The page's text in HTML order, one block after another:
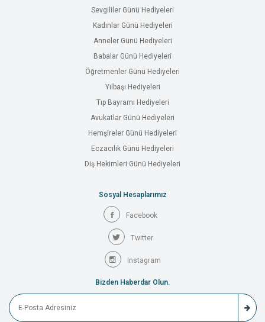
Sevgililer Günü Hediyeleri
Kadınlar Günü Hediyeleri
Anneler Günü Hediyeleri
Babalar Günü Hediyeleri
Öğretmenler Günü Hediyeleri
Yılbaşı Hediyeleri
Tıp Bayramı Hediyeleri
Avukatlar Günü Hediyeleri
Hemşireler Günü Hediyeleri
Eczacılık Günü Hediyeleri
Diş Hekimleri Günü Hediyeleri
Sosyal Hesaplarımız
Facebook
Twitter
Instagram
Bizden Haberdar Olun.